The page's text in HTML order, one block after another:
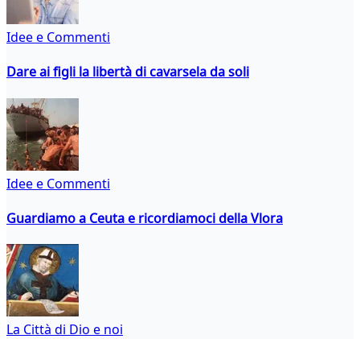
Idee e Commenti
Dare ai figli la libertà di cavarsela da soli
Idee e Commenti
Guardiamo a Ceuta e ricordiamoci della Vlora
La Città di Dio e noi